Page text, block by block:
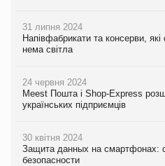
31 липня 2024
Напівфабрикати та консерви,
нема світла
24 червня 2024
Meest Пошта і Shop-Express
українських підприємців
30 квітня 2024
Защита данных на смартфонах:
безопасности